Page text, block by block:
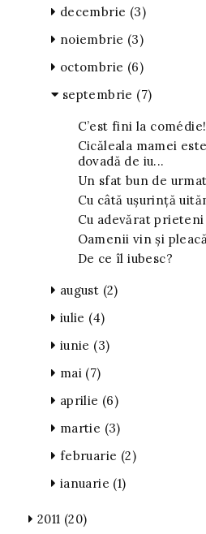
decembrie (3)
noiembrie (3)
octombrie (6)
septembrie (7)
C’est fini la comédie!
Cicăleala mamei
dovadă de iu...
Un sfat bun de urmat
Cu câtă uşurinţă
Cu adevărat prieteni
Oamenii vin și
De ce îl iubesc?
august (2)
iulie (4)
iunie (3)
mai (7)
aprilie (6)
martie (3)
februarie (2)
ianuarie (1)
2011 (20)